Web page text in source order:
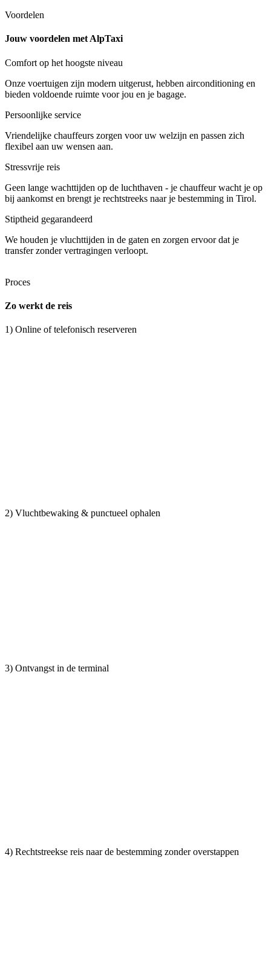
Voordelen
Jouw voordelen met AlpTaxi
Comfort op het hoogste niveau
Onze voertuigen zijn modern uitgerust, hebben airconditioning en
bieden voldoende ruimte voor jou en je bagage.
Persoonlijke service
Vriendelijke chauffeurs zorgen voor uw welzijn en passen zich
flexibel aan uw wensen aan.
Stressvrije reis
Geen lange wachttijden op de luchthaven - je chauffeur wacht je op
bij aankomst en brengt je rechtstreeks naar je bestemming in Tirol.
Stiptheid gegarandeerd
We houden je vluchttijden in de gaten en zorgen ervoor dat je
transfer zonder vertragingen verloopt.
Proces
Zo werkt de reis
1) Online of telefonisch reserveren
2) Vluchtbewaking & punctueel ophalen
3) Ontvangst in de terminal
4) Rechtstreekse reis naar de bestemming zonder overstappen